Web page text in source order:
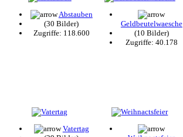
Abstauben
(30 Bilder)
Zugriffe: 118.600
Geldbeutelwaesche
(10 Bilder)
Zugriffe: 40.178
Vatertag